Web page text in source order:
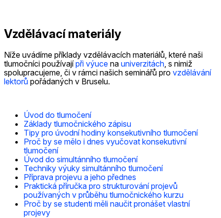
Vzdělávací materiály
Níže uvádíme příklady vzdělávacích materiálů, které naši
tlumočníci používajípři výuce na univerzitách , s nimiž
spolupracujeme, či v rámci našich seminářů pro vzdělávání
lektorů pořádaných v Bruselu.
Úvod do tlumočení
Základy tlumočnického zápisu
Tipy pro úvodní hodiny konsekutivního tlumočení
Proč by se mělo i dnes vyučovat konsekutivní
tlumočení
Úvod do simultánního tlumočení
Techniky výuky simultánního tlumočení
Příprava projevu a jeho přednes
Praktická příručka pro strukturování projevů
používaných v průběhu tlumočnického kurzu
Proč by se studenti měli naučit pronášet vlastní
projevy